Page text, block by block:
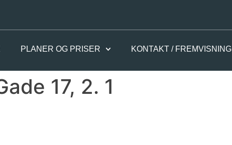
PLANER OG PRISER KONTAKT / FREMVISNING
17, 2. 1